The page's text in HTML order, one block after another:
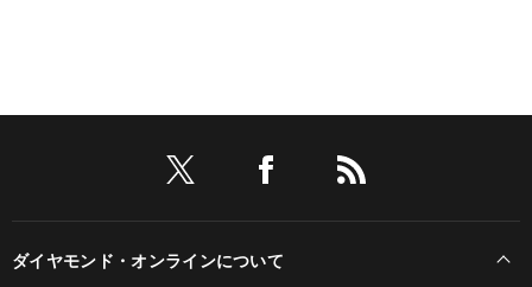
ダイヤモンド・オンラインについて